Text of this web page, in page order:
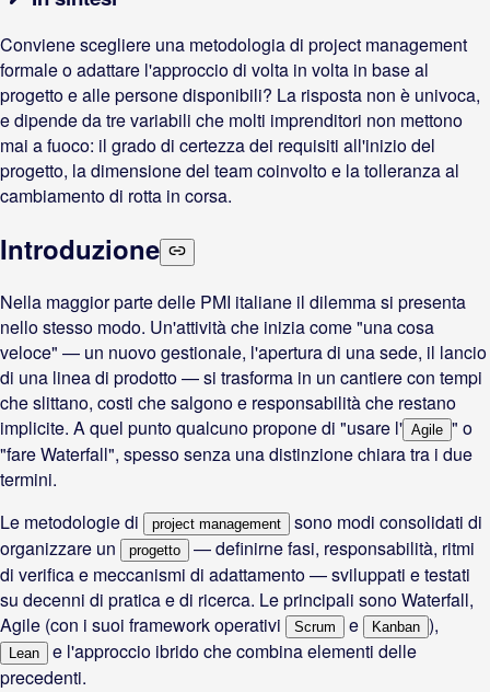
Conviene scegliere una metodologia di project management
formale o adattare l'approccio di volta in volta in base al
progetto e alle persone disponibili? La risposta non è univoca,
e dipende da tre variabili che molti imprenditori non mettono
mai a fuoco: il grado di certezza dei requisiti all'inizio del
progetto, la dimensione del team coinvolto e la tolleranza al
cambiamento di rotta in corsa.
Introduzione
Nella maggior parte delle PMI italiane il dilemma si presenta
nello stesso modo. Un'attività che inizia come "una cosa
veloce" — un nuovo gestionale, l'apertura di una sede, il lancio
di una linea di prodotto — si trasforma in un cantiere con tempi
che slittano, costi che salgono e responsabilità che restano
implicite. A quel punto qualcuno propone di "usare l' Agile " o
"fare Waterfall", spesso senza una distinzione chiara tra i due
termini.
Le metodologie di
project management
sono modi consolidati di
organizzare un
progetto
— definirne fasi, responsabilità, ritmi
di verifica e meccanismi di adattamento — sviluppati e testati
su decenni di pratica e di ricerca. Le principali sono Waterfall,
Agile (con i suoi framework operativi
Scrum e Kanban ),
Lean
e l'approccio ibrido che combina elementi delle
precedenti.